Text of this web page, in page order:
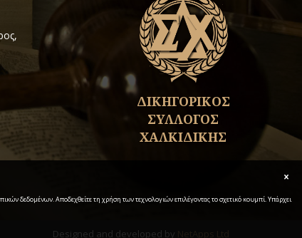
ΔΙΚΗΓΟΡΙΚΟΣ
ΣΥΛΛΟΓΟΣ
ΧΑΛΚΙΔΙΚΗΣ
Designed and developed by NetApps Ltd
δεδομένων. Αποδεχθείτε τη χρήση των τεχνολογιών επιλέγοντας το σχετικό κουμπί. Υπάρχει